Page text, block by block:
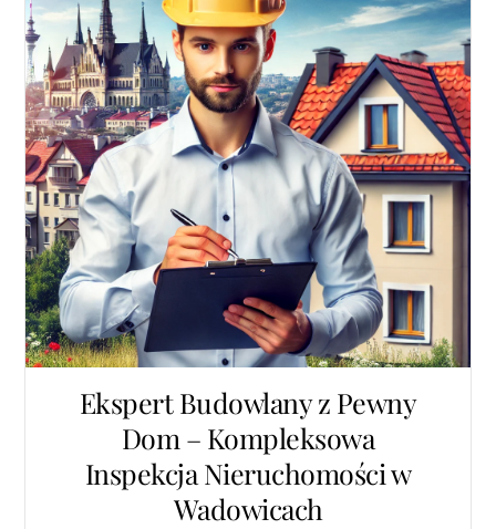
Ekspert Budowlany z Pewny
Dom – Kompleksowa
Inspekcja Nieruchomości w
Wadowicach